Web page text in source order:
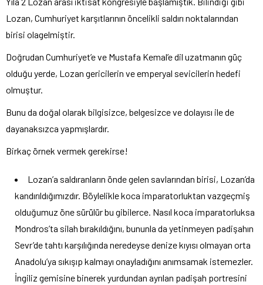
Lozan, Cumhuriyet karşıtlarının öncelikli saldırı noktalarından
birisi olagelmiştir.
Doğrudan Cumhuriyet’e ve Mustafa Kemal’e dil uzatmanın güç
olduğu yerde, Lozan gericilerin ve emperyal sevicilerin hedefi
olmuştur.
Bunu da doğal olarak bilgisizce, belgesizce ve dolayısı ile de
dayanaksızca yapmışlardır.
Birkaç örnek vermek gerekirse!
Lozan’a saldıranların önde gelen savlarından birisi, Lozan’da
kandırıldığımızdır. Böylelikle koca imparatorluktan vazgeçmiş
olduğumuz öne sürülür bu gibilerce. Nasıl koca imparatorluksa
Mondros’ta silah bırakıldığını, bununla da yetinmeyen padişahın
Sevr’de tahtı karşılığında neredeyse denize kıyısı olmayan orta
Anadolu’ya sıkışıp kalmayı onayladığını anımsamak istemezler.
İngiliz gemisine binerek yurdundan ayrılan padişah portresini